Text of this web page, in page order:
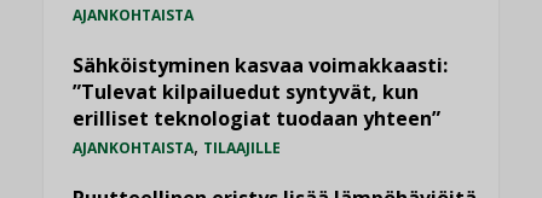
AJANKOHTAISTA
Sähköistyminen kasvaa voimakkaasti:
”Tulevat kilpailuedut syntyvät, kun
erilliset teknologiat tuodaan yhteen”
AJANKOHTAISTA, TILAAJILLE